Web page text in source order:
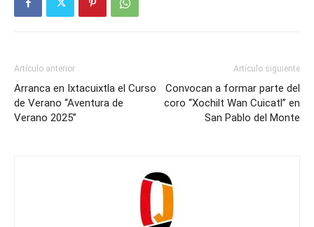
Artículo anterior
Arranca en Ixtacuixtla el Curso
de Verano “Aventura de
Verano 2025”
Artículo siguiente
Convocan a formar parte del
coro “Xochilt Wan Cuicatl” en
San Pablo del Monte